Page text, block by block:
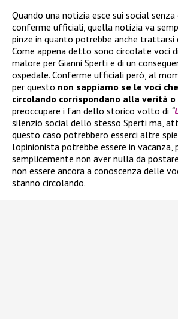
Quando una notizia esce sui social
conferme ufficiali, quella notizia va
pinze in quanto potrebbe anche trattarsi
Come appena detto sono circolate voci
malore per Gianni Sperti e di un
ospedale. Conferme ufficiali però, al
per questo non sappiamo se le voci
circolando corrispondano alla verità o
preoccupare i fan dello storico volto di “
silenzio social dello stesso Sperti ma,
questo caso potrebbero esserci altre
l’opinionista potrebbe essere in vacanza,
semplicemente non aver nulla da
non essere ancora a conoscenza delle
stanno circolando.